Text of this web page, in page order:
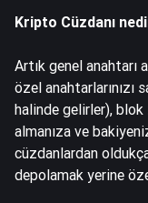
Kripto Cüzdanı
Artık genel anahtarı
özel
halinde gelirler), blok
almanıza ve
cüzdanlardan
depolamak yerine